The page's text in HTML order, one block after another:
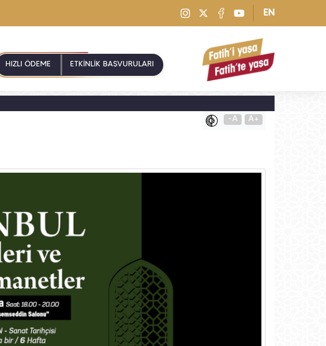
EN
HIZLI ÖDEME ETKİNLİK BAŞVURULARI
-A A+